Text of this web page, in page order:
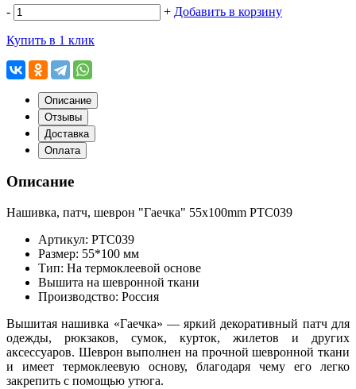
- + Добавить в корзину
Купить в 1 клик
Описание
Отзывы
Доставка
Оплата
Описание
Нашивка, патч, шеврон "Гаечка" 55x100mm PTC039
Артикул: PTC039
Размер: 55*100 мм
Тип: На термоклеевой основе
Вышита на шевронной ткани
Производство: Россия
Вышитая нашивка «Гаечка» — яркий декоративный патч для
одежды, рюкзаков, сумок, курток, жилетов и других
аксессуаров. Шеврон выполнен на прочной шевронной ткани
и имеет термоклеевую основу, благодаря чему его легко
закрепить с помощью утюга.